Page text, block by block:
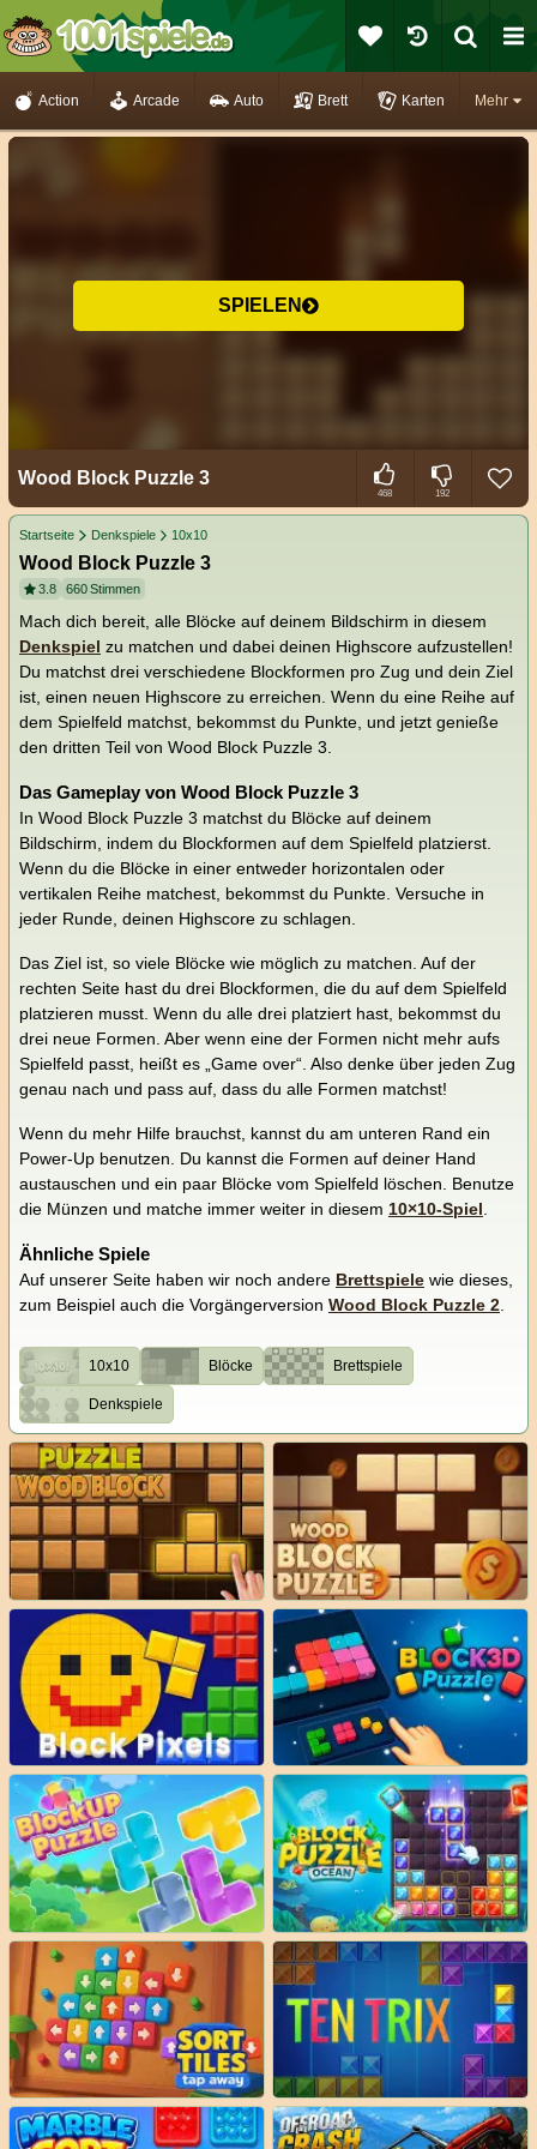
Mehr
Action Arcade Auto Brett Karten
SPIELEN
Wood Block Puzzle 3
468 192
Startseite Denkspiele 10x10
Wood Block Puzzle 3
3.8 660Stimmen
Mach dich bereit, alle Blöcke auf deinem Bildschirm in diesem
Denkspiel zu matchen und dabei deinen Highscore aufzustellen!
Du matchst drei verschiedene Blockformen pro Zug und dein Ziel
ist, einen neuen Highscore zu erreichen. Wenn du eine Reihe auf
dem Spielfeld matchst, bekommst du Punkte, und jetzt genieße
den dritten Teil von Wood Block Puzzle 3.
Das Gameplay von Wood Block Puzzle 3
In Wood Block Puzzle 3 matchst du Blöcke auf deinem
Bildschirm, indem du Blockformen auf dem Spielfeld platzierst.
Wenn du die Blöcke in einer entweder horizontalen oder
vertikalen Reihe matchest, bekommst du Punkte. Versuche in
jeder Runde, deinen Highscore zu schlagen.
Das Ziel ist, so viele Blöcke wie möglich zu matchen. Auf der
rechten Seite hast du drei Blockformen, die du auf dem Spielfeld
platzieren musst. Wenn du alle drei platziert hast, bekommst du
drei neue Formen. Aber wenn eine der Formen nicht mehr aufs
Spielfeld passt, heißt es „Game over“. Also denke über jeden Zug
genau nach und pass auf, dass du alle Formen matchst!
Wenn du mehr Hilfe brauchst, kannst du am unteren Rand ein
Power-Up benutzen. Du kannst die Formen auf deiner Hand
austauschen und ein paar Blöcke vom Spielfeld löschen. Benutze
die Münzen und matche immer weiter in diesem 10×10-Spiel.
Ähnliche Spiele
Auf unserer Seite haben wir noch andere Brettspiele wie dieses,
zum Beispiel auch die Vorgängerversion Wood Block Puzzle 2.
10x10 Blöcke Brettspiele
Denkspiele